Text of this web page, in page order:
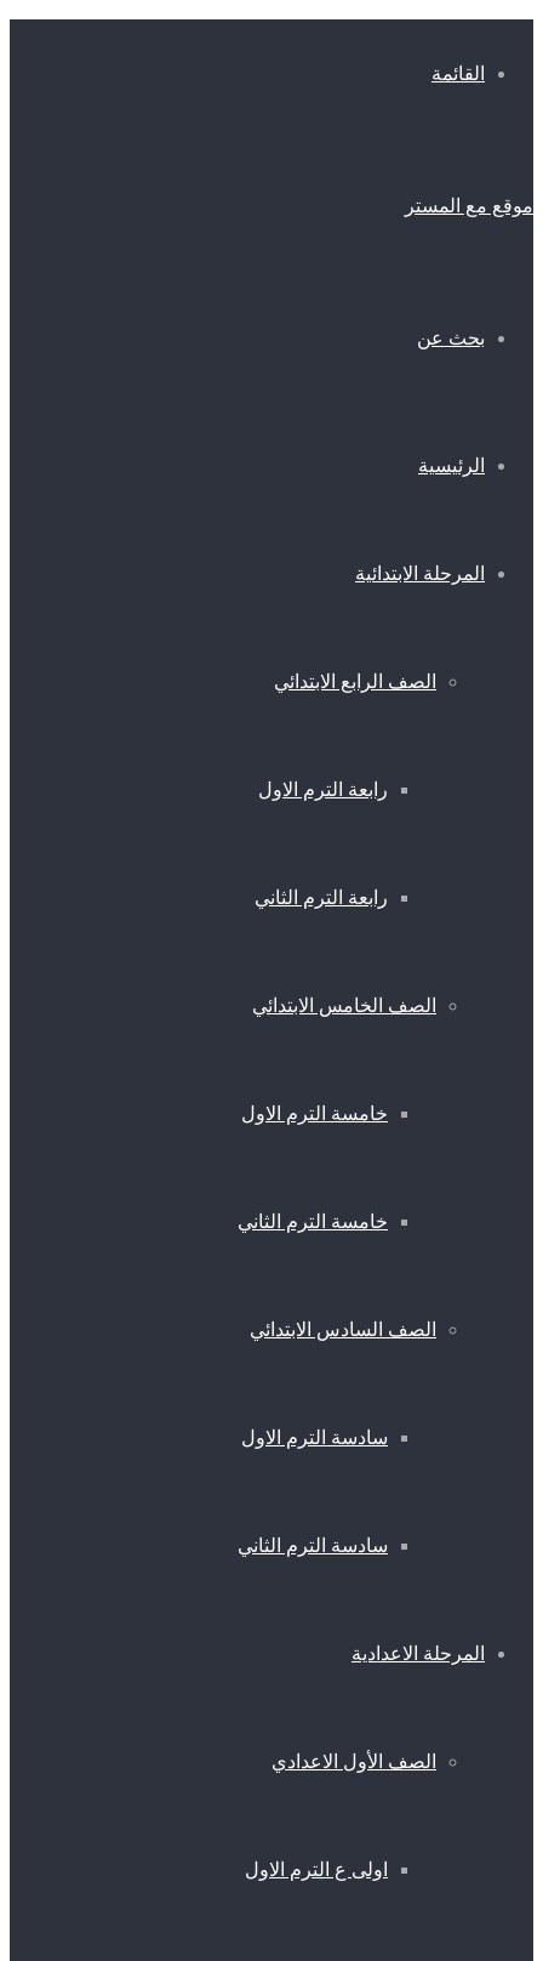
القائمة
موقع مع المستر
بحث عن
الرئيسية
المرحلة الابتدائية
الصف الرابع الابتدائي
رابعة الترم الاول
رابعة الترم الثاني
الصف الخامس الابتدائي
خامسة الترم الاول
خامسة الترم الثاني
الصف السادس الابتدائي
سادسة الترم الاول
سادسة الترم الثاني
المرحلة الاعدادية
الصف الأول الاعدادي
اولى ع الترم الاول